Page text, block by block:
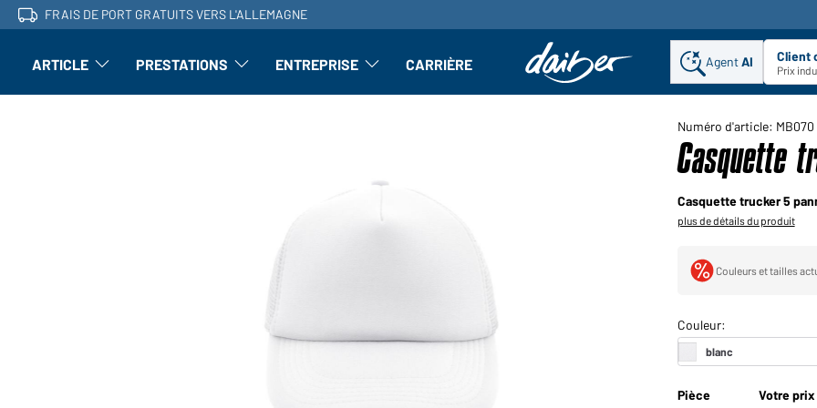
FRAIS DE PORT GRATUITS VERS L'ALLEMAGNE
ARTICLE l'article : Ouvrir le sous-menu
PRESTATIONS Perfectionnement : ouvrir le sous-menu
ENTREPRISE L'entreprise : Ouvrir le sous-menu
CARRIÈRE AgentAI Client
Prix
Numéro d'article: MB070
Casquette
Casquette trucker 5
plus de détails du produit
Couleurs et tailles
Pièce Votre